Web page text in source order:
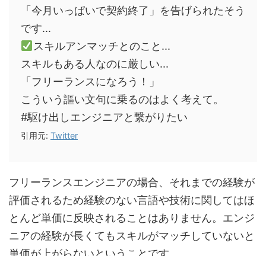
「今月いっぱいで契約終了」を告げられたそう
です...
スキルアンマッチとのこと...
スキルもある人なのに厳しい...
「フリーランスになろう！」
こういう謳い文句に乗るのはよく考えて。
#駆け出しエンジニアと繋がりたい
引用元: Twitter
フリーランスエンジニアの場合、それまでの経験が
評価されるため経験のない言語や技術に関してはほ
とんど単価に反映されることはありません。エンジ
ニアの経験が長くてもスキルがマッチしていないと
単価が上がらないということです。